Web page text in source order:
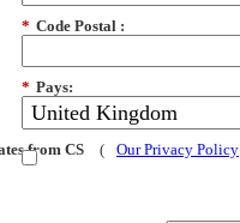
* Code Postal :
* Pays:
from CS ( Our Privacy Policy